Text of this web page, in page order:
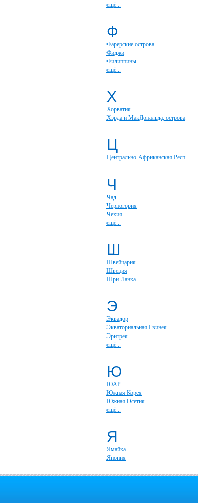
ещё...
Ф
Фарерские острова
Фиджи
Филиппины
ещё...
Х
Хорватия
Хэрда и МакДональда, острова
Ц
Центрально-Африканская Респ.
Ч
Чад
Черногория
Чехия
ещё...
Ш
Швейцария
Швеция
Шри-Ланка
Э
Эквадор
Экваториальная Гвинея
Эритрея
ещё...
Ю
ЮАР
Южная Корея
Южная Осетия
ещё...
Я
Ямайка
Япония